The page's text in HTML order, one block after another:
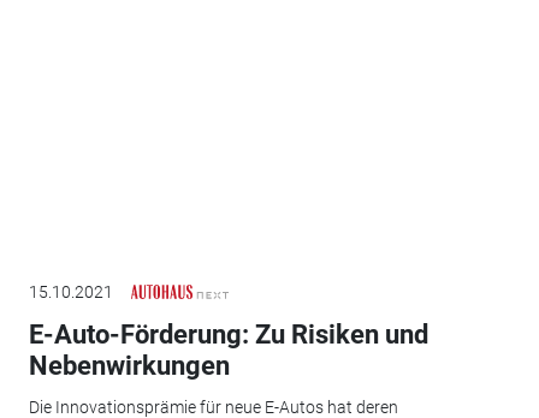
15.10.2021
E-Auto-Förderung: Zu Risiken und
Nebenwirkungen
Die Innovationsprämie für neue E-Autos hat deren